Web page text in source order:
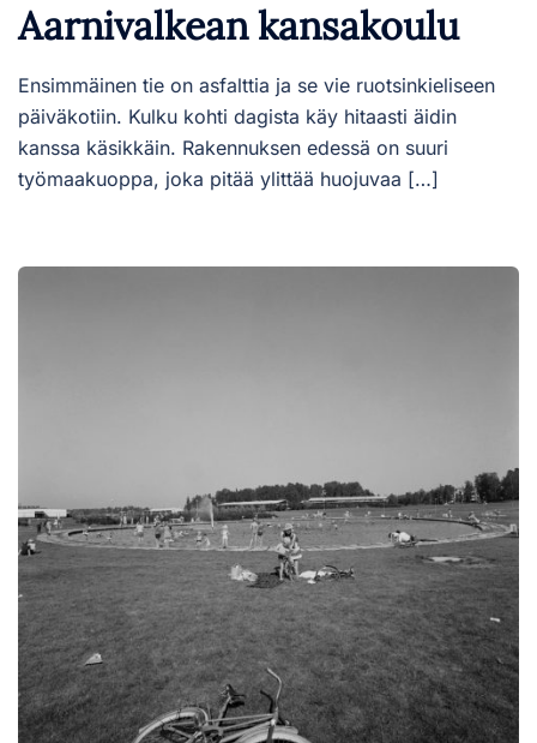
Aarnivalkean kansakoulu
Ensimmäinen tie on asfalttia ja se vie ruotsinkieliseen
päiväkotiin. Kulku kohti dagista käy hitaasti äidin
kanssa käsikkäin. Rakennuksen edessä on suuri
työmaakuoppa, joka pitää ylittää huojuvaa […]